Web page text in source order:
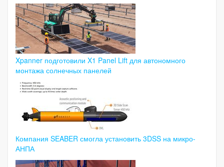
Xpanner подготовили X1 Panel Lift для автономного
монтажа солнечных панелей
Компания SEABER смогла установить 3DSS на микро-
АНПА